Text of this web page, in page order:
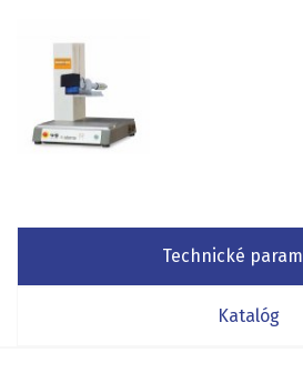
Technické
Katalóg